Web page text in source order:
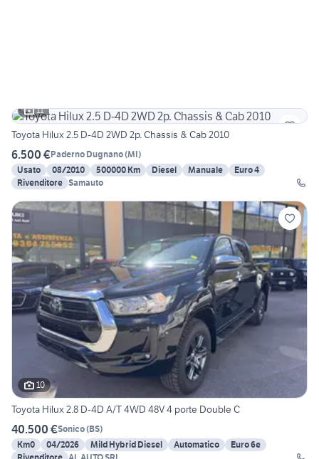
11
Toyota Hilux 2.5 D-4D 2WD 2p. Chassis & Cab 2010
6.500 €Paderno Dugnano(MI)
Usato
08/2010 500000 Km Diesel Manuale
Euro 4
Rivenditore Samauto
10
Toyota Hilux 2.8 D-4D A/T 4WD 48V 4 porte Double C
40.500 €Sonico(BS)
Km0
04/2026 Mild Hybrid Diesel Automatico
Euro 6e